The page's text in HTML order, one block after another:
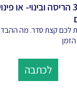
תמ"א 38 הריסה ובינוי-
הזמן
לכתבה